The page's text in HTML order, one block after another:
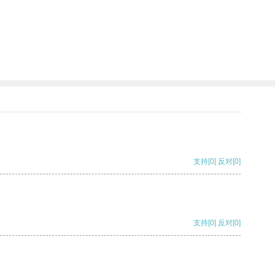
支持[0] 反对[0]
支持[0] 反对[0]